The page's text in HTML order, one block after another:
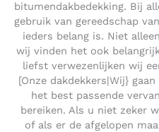
bitumendakbedekking. Bij
gebruik van gereedschap
ieders belang is. Niet
wij vinden het ook
liefst verwezenlijken wij
[Onze dakdekkers|Wij}
het best passende
bereiken. Als u niet zeker
of als er de afgelopen